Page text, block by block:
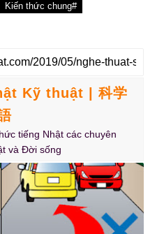
Kiến thức chung#
Kỹ thuật | 科学
tiếng Nhật các chuyên
và Đời sống